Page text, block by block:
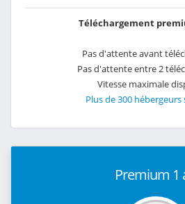
Téléchargement
Pas d'attente avant
Pas d'attente entre 2
Vitesse maximale
Plus de 300
Premium 1